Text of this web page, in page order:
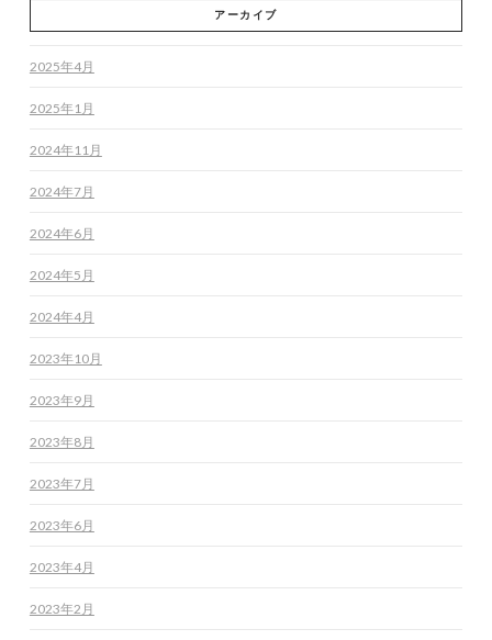
アーカイブ
2025年4月
2025年1月
2024年11月
2024年7月
2024年6月
2024年5月
2024年4月
2023年10月
2023年9月
2023年8月
2023年7月
2023年6月
2023年4月
2023年2月